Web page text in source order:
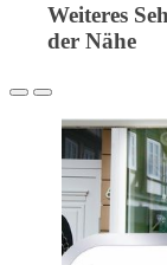
Weiteres
der Nähe